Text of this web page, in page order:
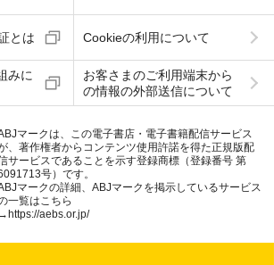
とは Cookieの利用について
みに
お客さまのご利用端末から
の情報の外部送信について
マークは、この電子書店・電子書籍配信サービス
、著作権者からコンテンツ使用許諾を得た正規版配
サービスであることを示す登録商標（登録番号 第
号）です。
マークの詳細、ABJマークを掲示しているサービス
一覧はこちら
→https://aebs.or.jp/